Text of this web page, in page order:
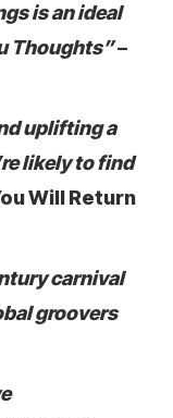
is an ideal
Thoughts”–
uplifting a
likely to find
Will Return
carnival
groovers